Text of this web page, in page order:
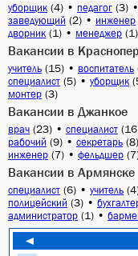
уборщик (4) • педагог (3) •
заведующий (2) • инженер
дворник (1) • менеджер (1)
Вакансии в
учитель (15) • воспитатель
специалист (5) • уборщик
монтер (3)
Вакансии в Джанкое
врач (23) • специалист
рабочий (9) • секретарь (8)
инженер (7) • фельдшер
Вакансии в Армянске
специалист (6) • учитель
полицейский (3) •
администратор (1) •
◄